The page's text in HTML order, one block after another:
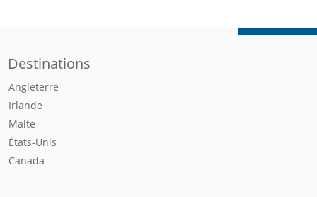
Destinations
Angleterre
Irlande
Malte
États-Unis
Canada